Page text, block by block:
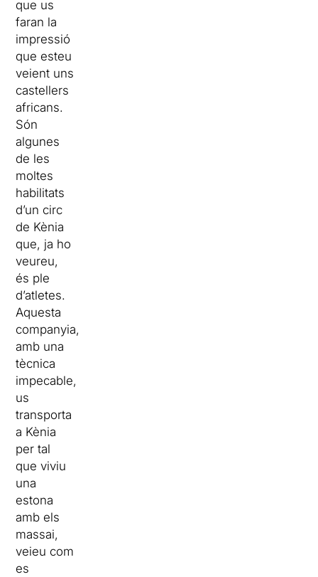
que us
faran la
impressió
que esteu
veient uns
castellers
africans.
Són
algunes
de les
moltes
habilitats
d’un circ
de Kènia
que, ja ho
veureu,
és ple
d’atletes.
Aquesta
companyia,
amb una
tècnica
impecable,
us
transporta
a Kènia
per tal
que viviu
una
estona
amb els
massai,
veieu com
es